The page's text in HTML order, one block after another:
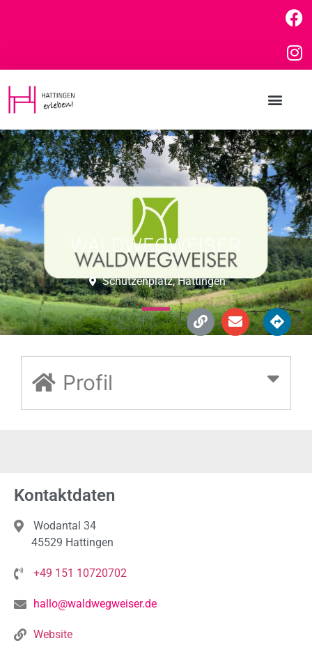
WALDWEGWEISER
Schützenplatz, Hattingen
Profil
Kontaktdaten
Wodantal 34
45529 Hattingen
+49 151 10720702
hallo@waldwegweiser.de
Website